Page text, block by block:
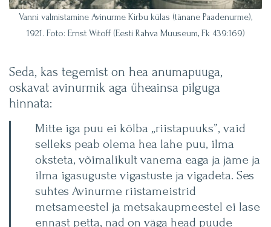
Vanni valmistamine Avinurme Kirbu külas (tänane Paadenurme),
1921. Foto: Ernst Witoff (Eesti Rahva Muuseum, Fk 439:169)
Seda, kas tegemist on hea anumapuuga,
oskavat avinurmik aga üheainsa pilguga
hinnata:
Mitte iga puu ei kõlba „riistapuuks”, vaid
selleks peab olema hea lahe puu, ilma
oksteta, võimalikult vanema eaga ja jäme ja
ilma igasuguste vigastuste ja vigadeta. Ses
suhtes Avinurme riistameistrid
metsameestel ja metsakaupmeestel ei lase
ennast petta, nad on väga head puude